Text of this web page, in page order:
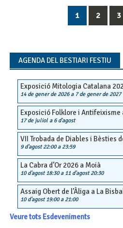
1 2 3
AGENDA DEL BESTIARI FESTIU
Exposició Mitologia Catalana
14 de gener de 2026a 7 de gener de 2027
Exposició Folklore i Antifeixisme
17 de juliola 6 d'agost
VII Trobada de Diables i Bèsties
9 d'agost 22:00a 23:59
La Cabra d’Or 2026 a Moià
10 d'agost 18:30a 11 d'agost 20:30
Assaig Obert de l’Àliga a La
10 d'agost 19:00a 21:00
Veure tots Esdeveniments